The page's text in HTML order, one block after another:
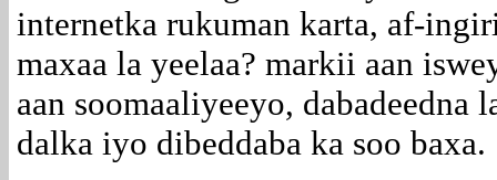
internetka rukuman karta, af-
maxaa la yeelaa? markii aan
aan soomaaliyeeyo,
dalka iyo dibeddaba ka soo baxa.